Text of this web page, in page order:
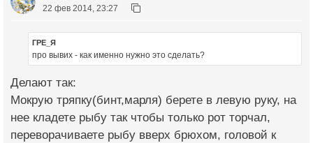
22 фев 2014, 23:27
ГРЕ_Я
про вывих - как именно нужно это сделать?
Делают так:
Мокрую тряпку(бинт,марля) берете в левую руку, на
нее кладете рыбу так чтобы только рот торчал,
переворачиваете рыбу вверх брюхом, головой к